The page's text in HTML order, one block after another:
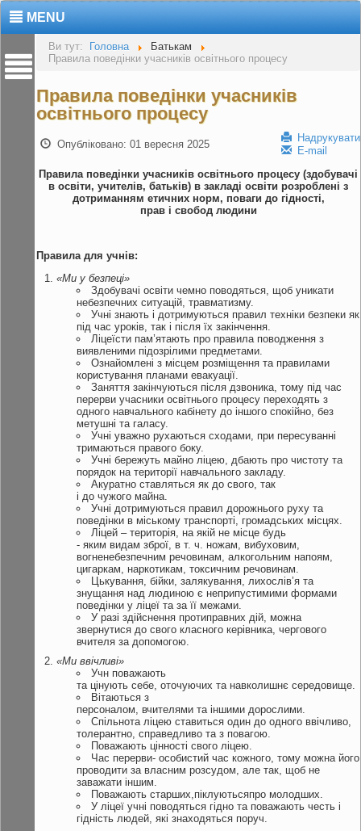
MENU
Ви тут: Головна
Батькам
Правила поведінки учасників освітнього процесу
Правила поведінки учасників
освітнього процесу
Надрукувати
E-mail
Опубліковано: 01 вересня 2025
Правила поведінки учасників освітнього процесу (здобувачі
в освіти, учителів, батьків) в закладі освіти розроблені з
дотриманням етичних норм, поваги до гідності,
прав і свобод людини
Правила для учнів:
«Ми у безпеці»
Здобувачі освіти чемно поводяться, щоб уникати
небезпечних ситуацій, травматизму.
Учні знають і дотримуються правил техніки безпеки як
під час уроків, так і після їх закінчення.
Ліцеїсти пам’ятають про правила поводження з
виявленими підозрілими предметами.
Ознайомлені з місцем розміщення та правилами
користування планами евакуації.
Заняття закінчуються після дзвоника, тому під час
перерви учасники освітнього процесу переходять з
одного навчального кабінету до іншого спокійно, без
метушні та галасу.
Учні уважно рухаються сходами, при пересуванні
тримаються правого боку.
Учні бережуть майно ліцею, дбають про чистоту та
порядок на території навчального закладу.
Акуратно ставляться як до свого, так
і до чужого майна.
Учні дотримуються правил дорожнього руху та
поведінки в міському транспорті, громадських місцях.
Ліцей – територія, на якій не місце будь
- яким видам зброї, в т. ч. ножам, вибуховим,
вогненебезпечним речовинам, алкогольним напоям,
цигаркам, наркотикам, токсичним речовинам.
Цькування, бійки, залякування, лихослів’я та
знущання над людиною є неприпустимими формами
поведінки у ліцеї та за її межами.
У разі здійснення протиправних дій, можна
звернутися до свого класного керівника, чергового
вчителя за допомогою.
«Ми ввічливі»
Учн поважають
та цінують себе, оточуючих та навколишнє середовище.
Вітаються з
персоналом, вчителями та іншими дорослими.
Спільнота ліцею ставиться один до одного ввічливо,
толерантно, справедливо та з повагою.
Поважають цінності свого ліцею.
Час перерви- особистий час кожного, тому можна його
проводити за власним розсудом, але так, щоб не
заважати іншим.
Поважають старших,піклуютьсяпро молодших.
У ліцеї учні поводяться гідно та поважають честь і
гідність людей, які знаходяться поруч.